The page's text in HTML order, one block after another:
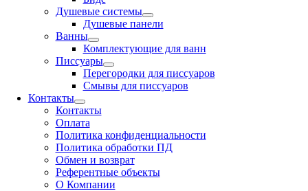
Душевые системы
Душевые панели
Ванны
Комплектующие для ванн
Писсуары
Перегородки для писсуаров
Смывы для писсуаров
Контакты
Контакты
Оплата
Политика конфиденциальности
Политика обработки ПД
Обмен и возврат
Референтные объекты
О Компании